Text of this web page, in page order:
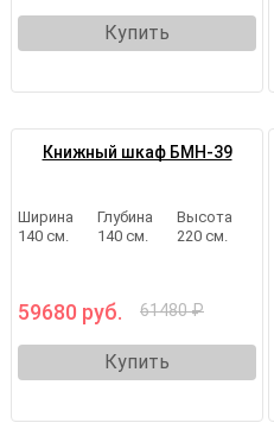
Купить
Книжный шкаф БМН-39
Ширина
140 см.
Глубина
140 см.
Высота
220 см.
59680 руб. 61480 ₽
Купить